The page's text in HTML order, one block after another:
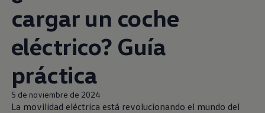
cargar un coche
eléctrico? Guía
práctica
5 de noviembre de 2024
La movilidad eléctrica está revolucionando el mundo del